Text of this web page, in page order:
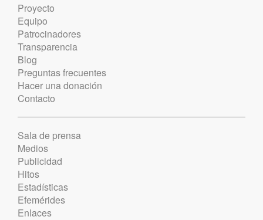
Proyecto
Equipo
Patrocinadores
Transparencia
Blog
Preguntas frecuentes
Hacer una donación
Contacto
Sala de prensa
Medios
Publicidad
Hitos
Estadísticas
Efemérides
Enlaces